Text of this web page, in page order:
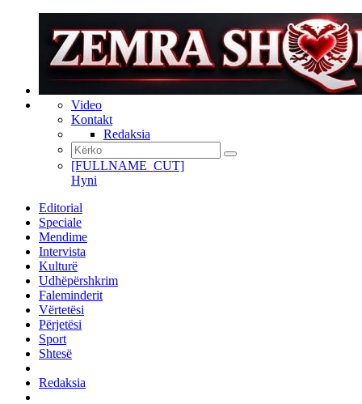
Video
Kontakt
Redaksia
[FULLNAME_CUT]
Hyni
Editorial
Speciale
Mendime
Intervista
Kulturë
Udhëpërshkrim
Faleminderit
Vërtetësi
Përjetësi
Sport
Shtesë
Redaksia